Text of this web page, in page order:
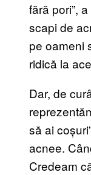
fără pori”,
scapi de
pe oameni
ridică la
Dar, de
să ai
acnee.
Credeam